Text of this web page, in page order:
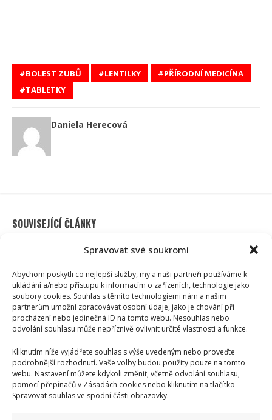
Spravovat své soukromí
Abychom poskytli co nejlepší služby, my a naši partneři používáme k
ukládání a/nebo přístupu k informacím o zařízeních, technologie jako
soubory cookies. Souhlas s těmito technologiemi nám a našim
partnerům umožní zpracovávat osobní údaje, jako je chování při
procházení nebo jedinečná ID na tomto webu. Nesouhlas nebo
odvolání souhlasu může nepříznivě ovlivnit určité vlastnosti a funkce.
Kliknutím níže vyjádřete souhlas s výše uvedeným nebo proveďte
podrobnější rozhodnutí. Vaše volby budou použity pouze na tomto
webu. Nastavení můžete kdykoli změnit, včetně odvolání souhlasu,
pomocí přepínačů v Zásadách cookies nebo kliknutím na tlačítko
Spravovat souhlas ve spodní části obrazovky.
BOLEST ZUBŮ LENTILKY
PŘÍRODNÍ MEDICÍNA
TABLETKY
Daniela Herecová
SOUVISEJÍCÍ ČLÁNKY
Celebrity
Suchánek si rýpl do Macinky a jeho vyjádření o